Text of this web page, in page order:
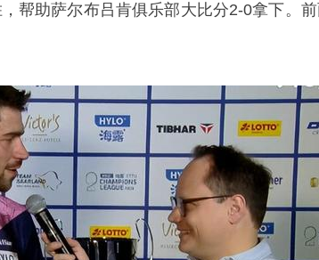
帮助萨尔布吕肯俱乐部大比分2-0拿下。